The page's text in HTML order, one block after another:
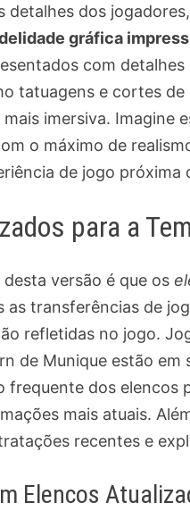
detalhes dos
gráfica
com
tatuagens e cortes
imersiva.
o máximo de
de jogo próxima
para a
versão é que os
transferências de
refletidas no jogo.
de Munique estão
frequente dos
mais atuais.
recentes e
Elencos